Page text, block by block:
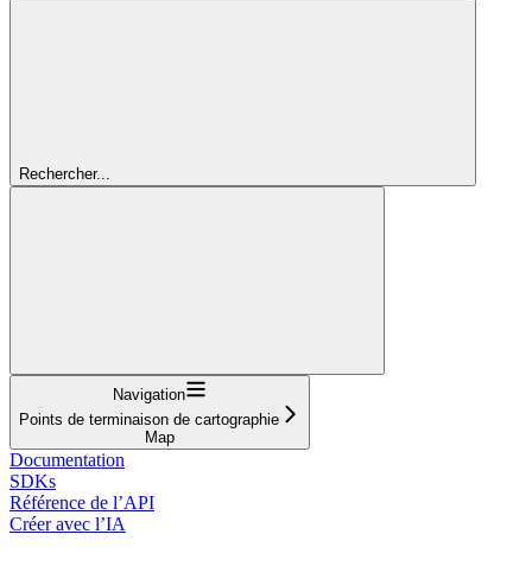
Rechercher...
Navigation
Points de terminaison de cartographie
Map
Documentation
SDKs
Référence de l’API
Créer avec l’IA